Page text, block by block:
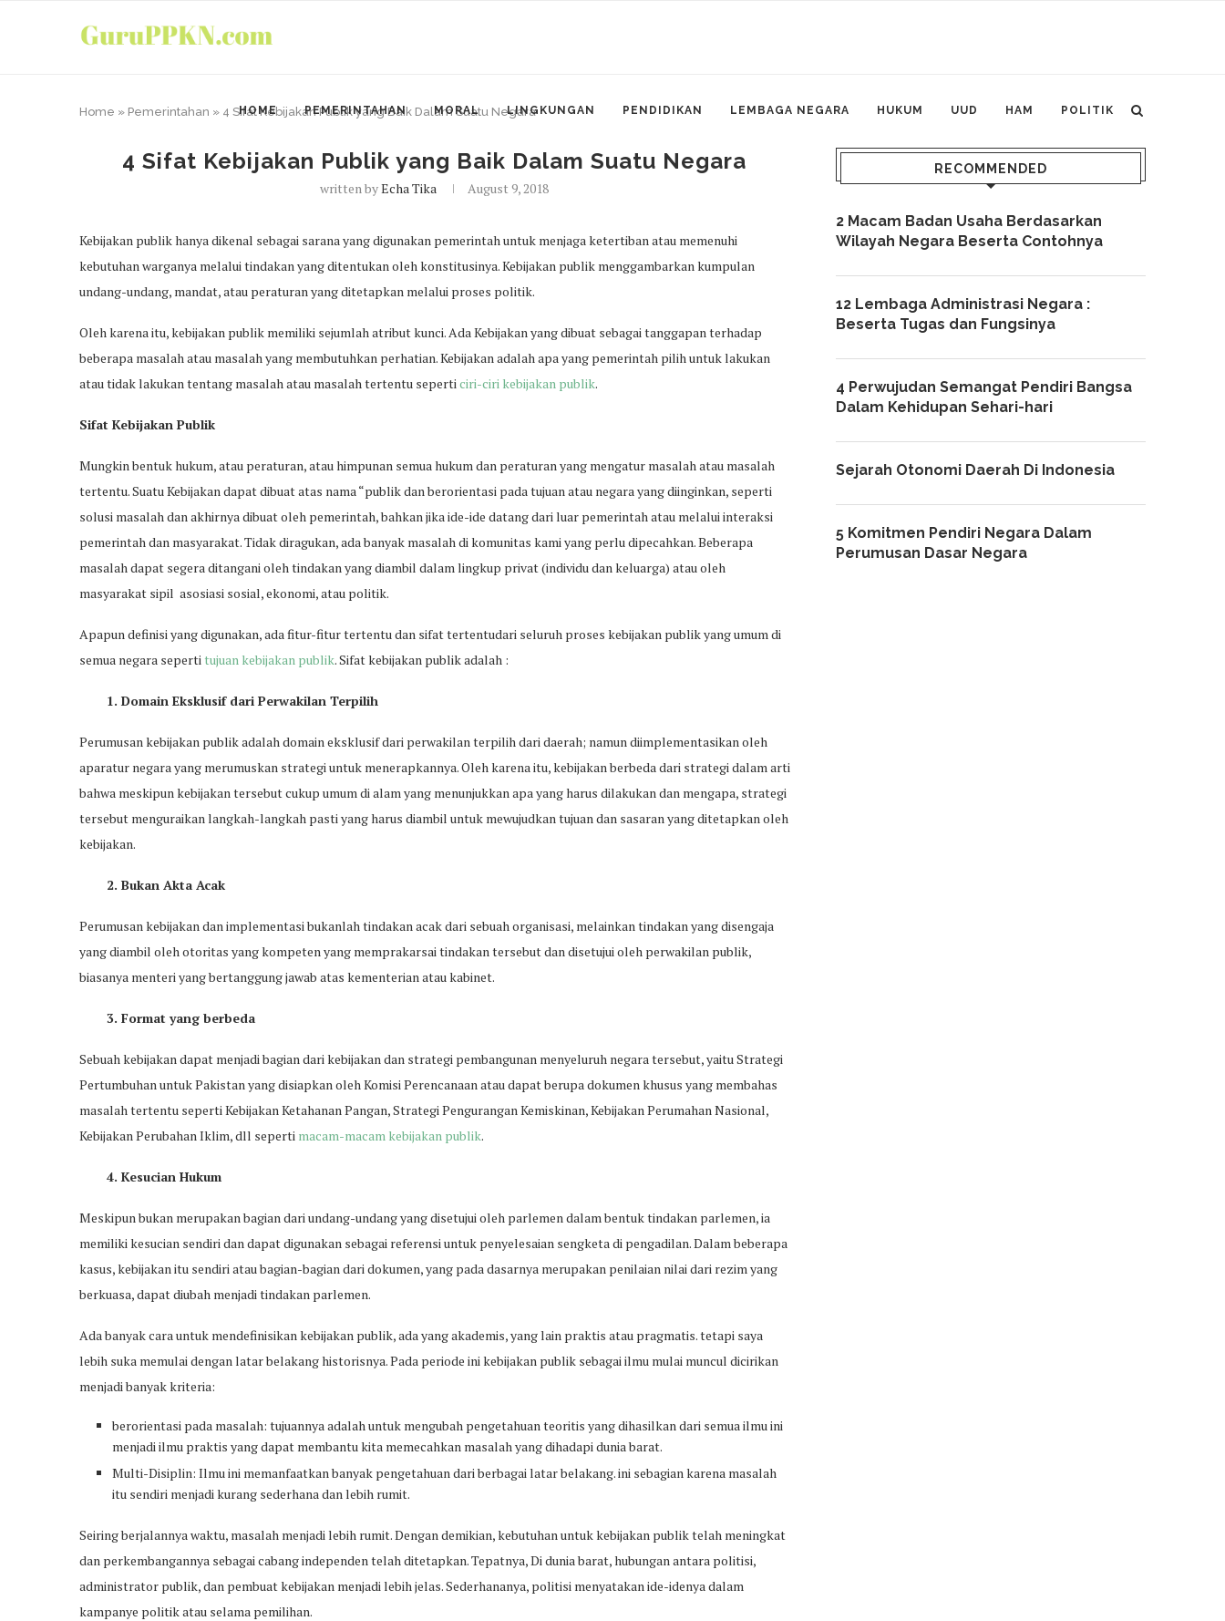
HOME PEMERINTAHAN MORAL LINGKUNGAN PENDIDIKAN LEMBAGA NEGARA HUKUM UUD HAM POLITIK
Home » Pemerintahan » 4 Sifat Kebijakan Publik yang Baik Dalam Suatu Negara
4 Sifat Kebijakan Publik yang Baik Dalam Suatu Negara
written byEcha Tika August 9, 2018
Kebijakan publik hanya dikenal sebagai sarana yang digunakan pemerintah untuk menjaga ketertiban atau memenuhi
kebutuhan warganya melalui tindakan yang ditentukan oleh konstitusinya. Kebijakan publik menggambarkan kumpulan
undang-undang, mandat, atau peraturan yang ditetapkan melalui proses politik.
Oleh karena itu, kebijakan publik memiliki sejumlah atribut kunci. Ada Kebijakan yang dibuat sebagai tanggapan terhadap
beberapa masalah atau masalah yang membutuhkan perhatian. Kebijakan adalah apa yang pemerintah pilih untuk lakukan
atau tidak lakukan tentang masalah atau masalah tertentu seperticiri-ciri kebijakan publik.
Sifat Kebijakan Publik
Mungkin bentuk hukum, atau peraturan, atau himpunan semua hukum dan peraturan yang mengatur masalah atau masalah
tertentu. Suatu Kebijakan dapat dibuat atas nama “publik dan berorientasi pada tujuan atau negara yang diinginkan, seperti
solusi masalah dan akhirnya dibuat oleh pemerintah, bahkan jika ide-ide datang dari luar pemerintah atau melalui interaksi
pemerintah dan masyarakat. Tidak diragukan, ada banyak masalah di komunitas kami yang perlu dipecahkan. Beberapa
masalah dapat segera ditangani oleh tindakan yang diambil dalam lingkup privat (individu dan keluarga) atau oleh
masyarakat sipil asosiasi sosial, ekonomi, atau politik.
Apapun definisi yang digunakan, ada fitur-fitur tertentu dan sifat tertentudari seluruh proses kebijakan publik yang umum di
semua negara sepertitujuan kebijakan publik. Sifat kebijakan publik adalah :
1. Domain Eksklusif dari Perwakilan Terpilih
Perumusan kebijakan publik adalah domain eksklusif dari perwakilan terpilih dari daerah; namun diimplementasikan oleh
aparatur negara yang merumuskan strategi untuk menerapkannya. Oleh karena itu, kebijakan berbeda dari strategi dalam arti
bahwa meskipun kebijakan tersebut cukup umum di alam yang menunjukkan apa yang harus dilakukan dan mengapa, strategi
tersebut menguraikan langkah-langkah pasti yang harus diambil untuk mewujudkan tujuan dan sasaran yang ditetapkan oleh
kebijakan.
2. Bukan Akta Acak
Perumusan kebijakan dan implementasi bukanlah tindakan acak dari sebuah organisasi, melainkan tindakan yang disengaja
yang diambil oleh otoritas yang kompeten yang memprakarsai tindakan tersebut dan disetujui oleh perwakilan publik,
biasanya menteri yang bertanggung jawab atas kementerian atau kabinet.
3. Format yang berbeda
Sebuah kebijakan dapat menjadi bagian dari kebijakan dan strategi pembangunan menyeluruh negara tersebut, yaitu Strategi
Pertumbuhan untuk Pakistan yang disiapkan oleh Komisi Perencanaan atau dapat berupa dokumen khusus yang membahas
masalah tertentu seperti Kebijakan Ketahanan Pangan, Strategi Pengurangan Kemiskinan, Kebijakan Perumahan Nasional,
Kebijakan Perubahan Iklim, dll seperti macam-macam kebijakan publik.
4. Kesucian Hukum
Meskipun bukan merupakan bagian dari undang-undang yang disetujui oleh parlemen dalam bentuk tindakan parlemen, ia
memiliki kesucian sendiri dan dapat digunakan sebagai referensi untuk penyelesaian sengketa di pengadilan. Dalam beberapa
kasus, kebijakan itu sendiri atau bagian-bagian dari dokumen, yang pada dasarnya merupakan penilaian nilai dari rezim yang
berkuasa, dapat diubah menjadi tindakan parlemen.
Ada banyak cara untuk mendefinisikan kebijakan publik, ada yang akademis, yang lain praktis atau pragmatis. tetapi saya
lebih suka memulai dengan latar belakang historisnya. Pada periode ini kebijakan publik sebagai ilmu mulai muncul dicirikan
menjadi banyak kriteria:
berorientasi pada masalah: tujuannya adalah untuk mengubah pengetahuan teoritis yang dihasilkan dari semua ilmu ini
menjadi ilmu praktis yang dapat membantu kita memecahkan masalah yang dihadapi dunia barat.
Multi-Disiplin: Ilmu ini memanfaatkan banyak pengetahuan dari berbagai latar belakang. ini sebagian karena masalah
itu sendiri menjadi kurang sederhana dan lebih rumit.
Seiring berjalannya waktu, masalah menjadi lebih rumit. Dengan demikian, kebutuhan untuk kebijakan publik telah meningkat
dan perkembangannya sebagai cabang independen telah ditetapkan. Tepatnya, Di dunia barat, hubungan antara politisi,
administrator publik, dan pembuat kebijakan menjadi lebih jelas. Sederhananya, politisi menyatakan ide-idenya dalam
kampanye politik atau selama pemilihan.
RECOMMENDED
2 Macam Badan Usaha Berdasarkan
Wilayah Negara Beserta Contohnya
12 Lembaga Administrasi Negara :
Beserta Tugas dan Fungsinya
4 Perwujudan Semangat Pendiri Bangsa
Dalam Kehidupan Sehari-hari
Sejarah Otonomi Daerah Di Indonesia
5 Komitmen Pendiri Negara Dalam
Perumusan Dasar Negara